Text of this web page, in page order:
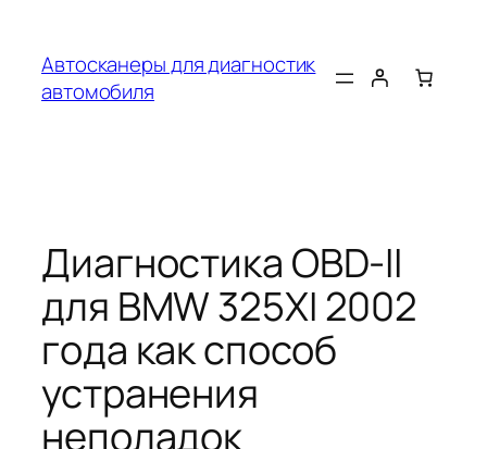
содержимому
Автосканеры для диагностик
автомобиля
Диагностика OBD-II
для BMW 325XI 2002
года как способ
устранения
неполадок